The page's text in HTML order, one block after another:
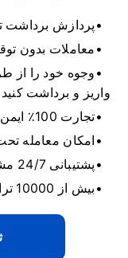
پردازش برداشت
معاملات بدون
وجوه خود را از
واریز و برداشت کنید
تجارت 100٪ ایمن با محافظت کامل از داده ها
امکان معامله
پشتیبانی 24/7 مشتری چند زبانه
بیش از 10000 تراکنش پردازش شده روزانه